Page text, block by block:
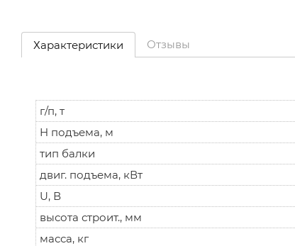
Характеристики Отзывы
г/п, т
H подъема, м
тип балки
двиг. подъема, кВт
U, В
высота строит., мм
масса, кг